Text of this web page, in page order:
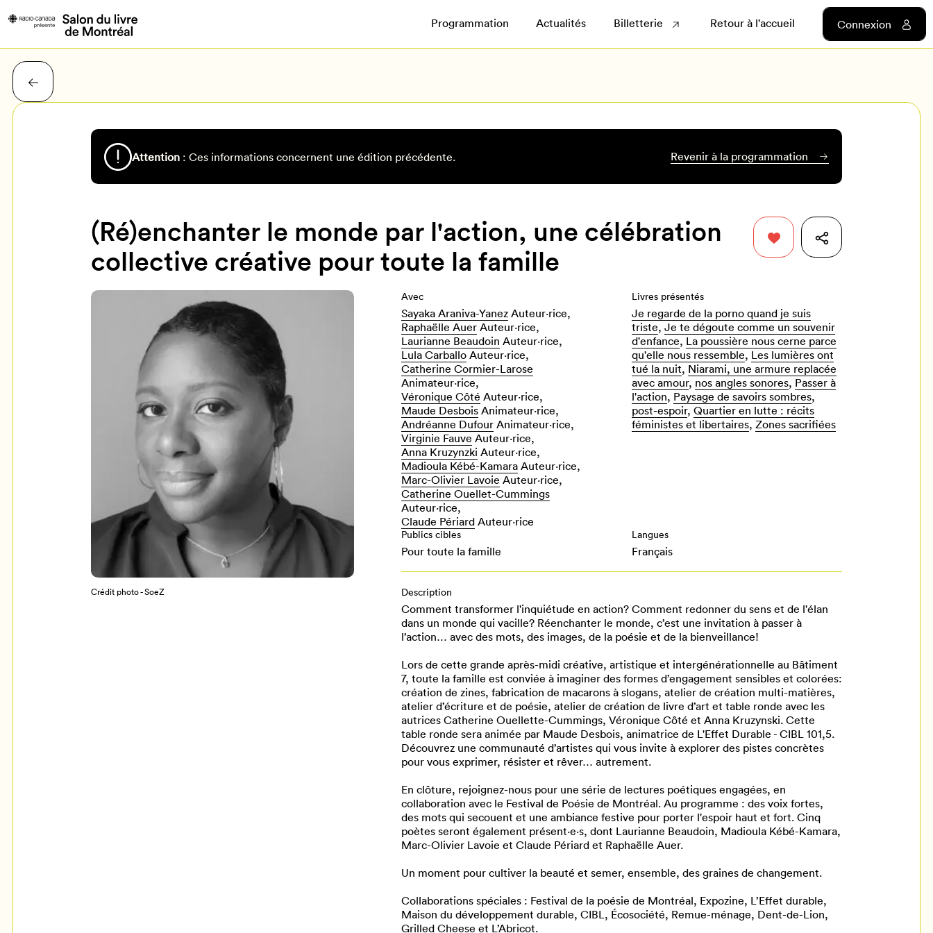
Programmation Actualités Billetterie Retour à l'accueil Connexion
Attention : Ces informations concernent une édition précédente. Revenir à la programmation
(Ré)enchanter le monde par l'action, une célébration
collective créative pour toute la famille
Crédit photo - SoeZ
Crédit photo - Katya Konioukhova
Avec
Sayaka Araniva-YanezAuteur·rice,
Raphaëlle AuerAuteur·rice,
Laurianne Beaudoin Auteur·rice,
Lula CarballoAuteur·rice,
Catherine Cormier-Larose
Animateur⋅rice,
Véronique Côté Auteur·rice,
Maude DesboisAnimateur⋅rice,
Andréanne DufourAnimateur⋅rice,
Virginie Fauve Auteur·rice,
Anna Kruzynzki Auteur·rice,
Madioula Kébé-KamaraAuteur·rice,
Marc-Olivier Lavoie Auteur·rice,
Catherine Ouellet-Cummings
Auteur·rice,
Claude PériardAuteur·rice
Livres présentés
Je regarde de la porno quand je suis
triste,Je te dégoute comme un souvenir
d'enfance, La poussière nous cerne parce
qu'elle nous ressemble, Les lumières ont
tué la nuit, Niarami, une armure replacée
avec amour, nos angles sonores, Passer à
l'action, Paysage de savoirs sombres,
post-espoir,Quartier en lutte : récits
féministes et libertaires,Zones sacrifiées
Publics cibles
Pour toute la famille
Langues
Français
Description
Comment transformer l'inquiétude en action? Comment redonner du sens et de l'élan
dans un monde qui vacille? Réenchanter le monde, c’est une invitation à passer à
l’action… avec des mots, des images, de la poésie et de la bienveillance!
Lors de cette grande après-midi créative, artistique et intergénérationnelle au Bâtiment
7, toute la famille est conviée à imaginer des formes d’engagement sensibles et colorées:
création de zines, fabrication de macarons à slogans, atelier de création multi-matières,
atelier d’écriture et de poésie, atelier de création de livre d’art et table ronde avec les
autrices Catherine Ouellette-Cummings, Véronique Côté et Anna Kruzynski. Cette
table ronde sera animée par Maude Desbois, animatrice de L'Effet Durable - CIBL 101,5.
Découvrez une communauté d’artistes qui vous invite à explorer des pistes concrètes
pour vous exprimer, résister et rêver… autrement.
En clôture, rejoignez-nous pour une série de lectures poétiques engagées, en
collaboration avec le Festival de Poésie de Montréal. Au programme : des voix fortes,
des mots qui secouent et une ambiance festive pour porter l'espoir haut et fort. Cinq
poètes seront également présent·e·s, dont Laurianne Beaudoin, Madioula Kébé-Kamara,
Marc-Olivier Lavoie et Claude Périard et Raphaëlle Auer.
Un moment pour cultiver la beauté et semer, ensemble, des graines de changement.
Collaborations spéciales : Festival de la poésie de Montréal, Expozine, L’Effet durable,
Maison du développement durable, CIBL, Écosociété, Remue-ménage, Dent-de-Lion,
Grilled Cheese et L’Abricot.
Pour enregistrer vos favoris,